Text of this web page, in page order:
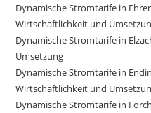
Dynamische Stromtarife in
Wirtschaftlichkeit und
Dynamische Stromtarife in
Umsetzung
Dynamische Stromtarife in
Wirtschaftlichkeit und
Dynamische Stromtarife in